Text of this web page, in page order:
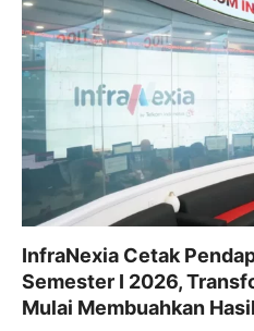
InfraNexia Cetak
Semester I 2026,
Mulai Membuahkan Hasil